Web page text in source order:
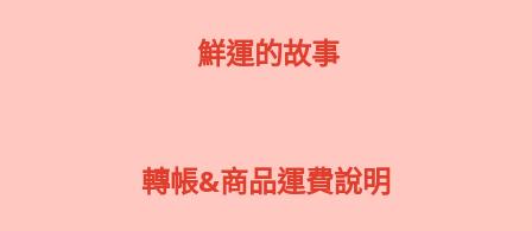
鮮運的故事
轉帳&商品運費說明